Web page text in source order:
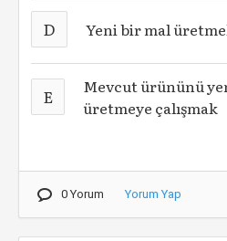
D Yeni bir mal
E
Mevcut ürününü
üretmeye çalışmak
0 Yorum Yorum Yap